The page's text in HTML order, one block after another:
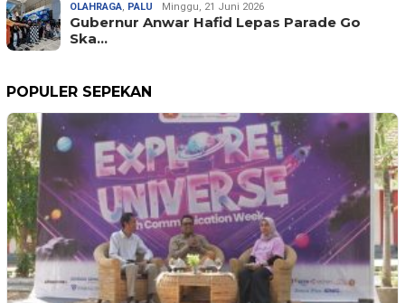
OLAHRAGA, PALU Minggu, 21 Juni 2026
Gubernur Anwar Hafid Lepas Parade Go
Ska…
POPULER SEPEKAN